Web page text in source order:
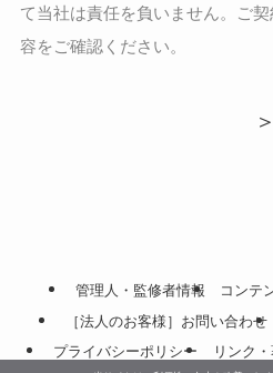
て当社は責任を負いません。ご
容をご確認ください。
管理人・監修者情報
コンテ
［法人のお客様］お問い合わせ
プライバシーポリシー
リンク